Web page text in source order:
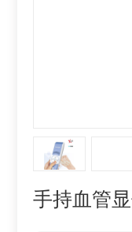
手持血管